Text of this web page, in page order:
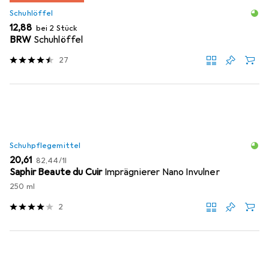
Schuhlöffel
EUR
12,88 bei 2 Stück
BRW Schuhlöffel
27
Schuhpflegemittel
EUR
20,61 EUR
82,44/1l
Saphir Beaute du Cuir Imprägnierer Nano Invulner
250 ml
2